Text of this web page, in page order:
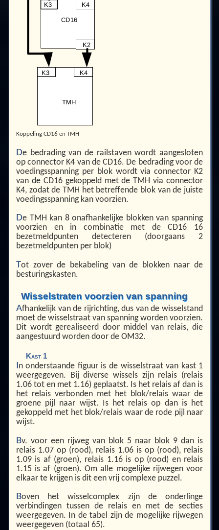
Koppeling CD16 en TMH
De bedrading van de railstaven wordt aangesloten
op connector K4 van de CD16. De bedrading voor de
voedingsspanning per blok wordt via connector K2
van de CD16 gekoppeld met de TMH via connector
K4, zodat de TMH het betreffende blok van de juiste
voedingsspanning kan voorzien.
De TMH kan 8 onafhankelijke blokken van spanning
voorzien en in combinatie met de CD16 16
bezetmeldpunten detecteren (doorgaans 2
bezetmeldpunten per blok)
Tot zover de bekabeling van de blokken naar de
besturingskasten.
Wisselstraten voorzien van spanning
Afhankelijk van de rijrichting, dus van de wisselstand
moet de wisselstraat van spanning worden voorzien.
Dit wordt gerealiseerd door middel van relais, die
aangestuurd worden door de OM32.
Kast 1
In onderstaande figuur is de wisselstraat van kast 1
weergegeven. Bij diverse wissels zijn relais (relais
1.06 tot en met 1.16) geplaatst. Is het relais af dan is
het relais verbonden met het blok/relais waar de
groene pijl naar wijst. Is het relais op dan is het
gekoppeld met het blok/relais waar de rode pijl naar
wijst.
Bv. voor een rijweg van blok 5 naar blok 9 dan is
relais 1.07 op (rood), relais 1.06 is op (rood), relais
1.09 is af (groen), relais 1.16 is op (rood) en relais
1.15 is af (groen). Om alle mogelijke rijwegen voor
elkaar te krijgen is dit een vrij complexe puzzel.
Boven het wisselcomplex zijn de onderlinge
verbindingen tussen de relais en met de secties
weergegeven. In de tabel zijn de mogelijke rijwegen
weergegeven (totaal 65).